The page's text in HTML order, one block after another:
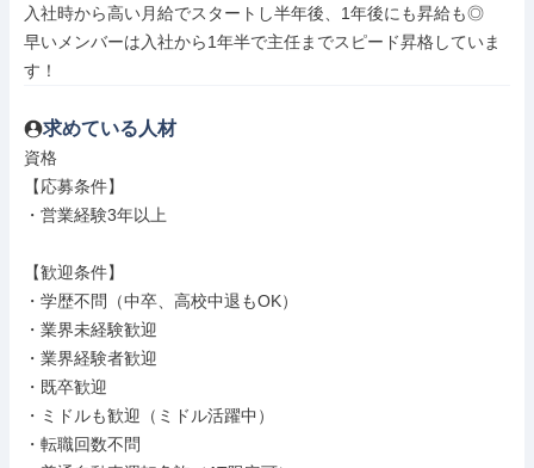
入社時から高い月給でスタートし半年後、1年後にも昇給も◎
早いメンバーは入社から1年半で主任までスピード昇格していま
す！
求めている人材
資格
【応募条件】
・営業経験3年以上
【歓迎条件】
・学歴不問（中卒、高校中退もOK）
・業界未経験歓迎
・業界経験者歓迎
・既卒歓迎
・ミドルも歓迎（ミドル活躍中）
・転職回数不問